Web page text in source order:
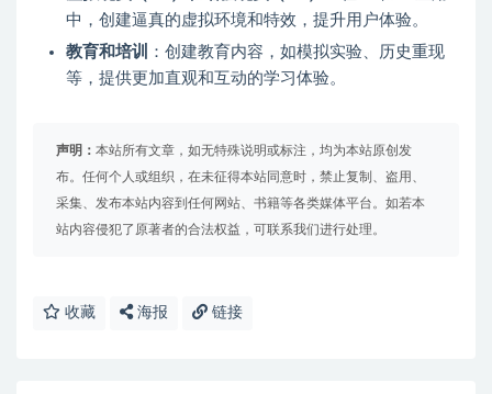
中，创建逼真的虚拟环境和特效，提升用户体验。
教育和培训
：创建教育内容，如模拟实验、历史重现
等，提供更加直观和互动的学习体验。
声明： 本站所有文章，如无特殊说明或标注，均为本站原创发
布。任何个人或组织，在未征得本站同意时，禁止复制、盗用、
采集、发布本站内容到任何网站、书籍等各类媒体平台。如若本
站内容侵犯了原著者的合法权益，可联系我们进行处理。
收藏 海报 链接